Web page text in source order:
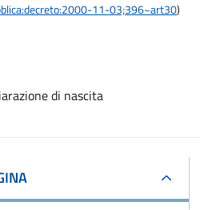
11-03;396~art30)
di nascita